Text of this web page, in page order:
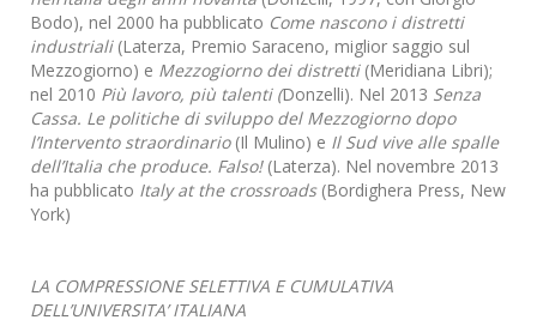
Bodo), nel 2000 ha pubblicato Come nascono i distretti
industriali(Laterza, Premio Saraceno, miglior saggio sul
Mezzogiorno) e Mezzogiorno dei distretti (Meridiana Libri);
nel 2010 Più lavoro, più talenti (Donzelli). Nel 2013 Senza
Cassa. Le politiche di sviluppo del Mezzogiorno dopo
l’Intervento straordinario(Il Mulino) e Il Sud vive alle spalle
dell’Italia che produce. Falso! (Laterza). Nel novembre 2013
ha pubblicato Italy at the crossroads (Bordighera Press, New
York)
LA COMPRESSIONE SELETTIVA E CUMULATIVA
DELL’UNIVERSITA’ ITALIANA